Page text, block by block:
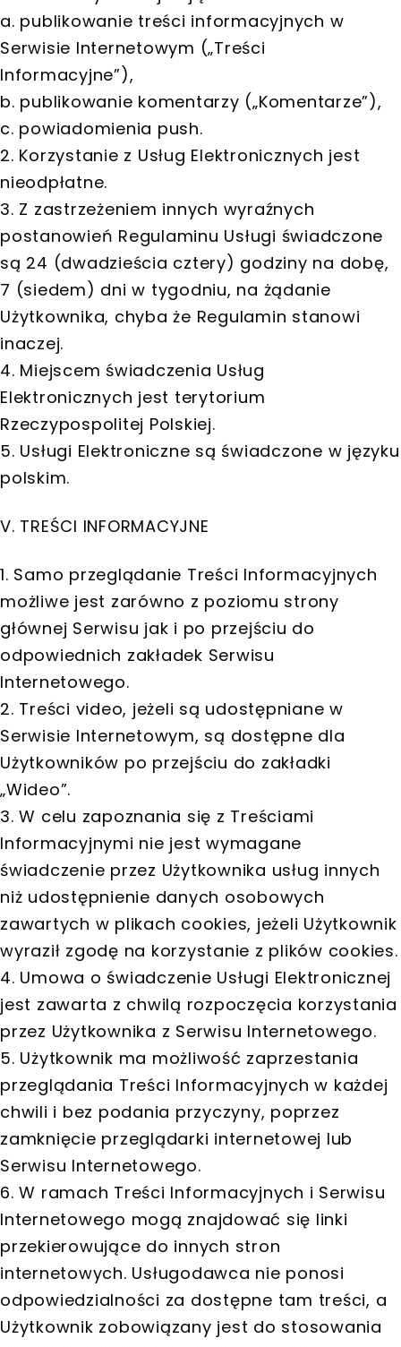
a. publikowanie treści informacyjnych w
Serwisie Internetowym („Treści
Informacyjne”),
b. publikowanie komentarzy („Komentarze”),
c. powiadomienia push.
2. Korzystanie z Usług Elektronicznych jest
nieodpłatne.
3. Z zastrzeżeniem innych wyraźnych
postanowień Regulaminu Usługi świadczone
są 24 (dwadzieścia cztery) godziny na dobę,
7 (siedem) dni w tygodniu, na żądanie
Użytkownika, chyba że Regulamin stanowi
inaczej.
4. Miejscem świadczenia Usług
Elektronicznych jest terytorium
Rzeczypospolitej Polskiej.
5. Usługi Elektroniczne są świadczone w języku
polskim.
V. TREŚCI INFORMACYJNE
1. Samo przeglądanie Treści Informacyjnych
możliwe jest zarówno z poziomu strony
głównej Serwisu jak i po przejściu do
odpowiednich zakładek Serwisu
Internetowego.
2. Treści video, jeżeli są udostępniane w
Serwisie Internetowym, są dostępne dla
Użytkowników po przejściu do zakładki
„Wideo”.
3. W celu zapoznania się z Treściami
Informacyjnymi nie jest wymagane
świadczenie przez Użytkownika usług innych
niż udostępnienie danych osobowych
zawartych w plikach cookies, jeżeli Użytkownik
wyraził zgodę na korzystanie z plików cookies.
4. Umowa o świadczenie Usługi Elektronicznej
jest zawarta z chwilą rozpoczęcia korzystania
przez Użytkownika z Serwisu Internetowego.
5. Użytkownik ma możliwość zaprzestania
przeglądania Treści Informacyjnych w każdej
chwili i bez podania przyczyny, poprzez
zamknięcie przeglądarki internetowej lub
Serwisu Internetowego.
6. W ramach Treści Informacyjnych i Serwisu
Internetowego mogą znajdować się linki
przekierowujące do innych stron
internetowych. Usługodawca nie ponosi
odpowiedzialności za dostępne tam treści, a
Użytkownik zobowiązany jest do stosowania